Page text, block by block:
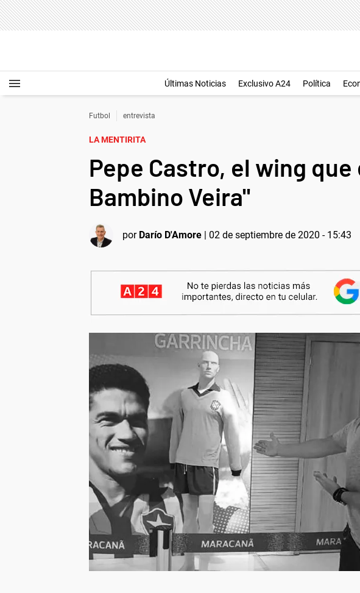
Últimas Noticias Exclusivo A24 Política
Futbol entrevista
LA MENTIRITA
Pepe Castro, el wing
Bambino Veira"
por Darío D'Amore | 02 de septiembre de 2020 - 15:43